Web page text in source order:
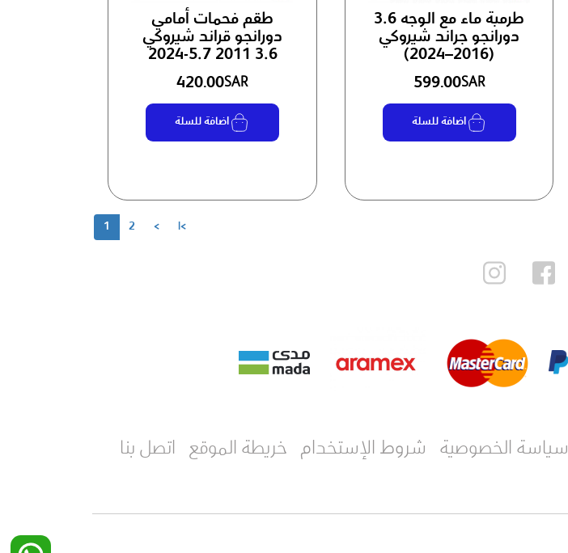
طرمبة ماء مع الوجه 3.6
دورانجو جراند شيروكي
(2016–2024)
599.00SAR
اضافة للسلة
طقم فحمات أمامي
دورانجو قراند شيروكي
3.6 5.7 2011-2024
420.00SAR
اضافة للسلة
1 2 > >|
سياسة الخصوصية شروط الإستخدام خريطة الموقع اتصل بنا